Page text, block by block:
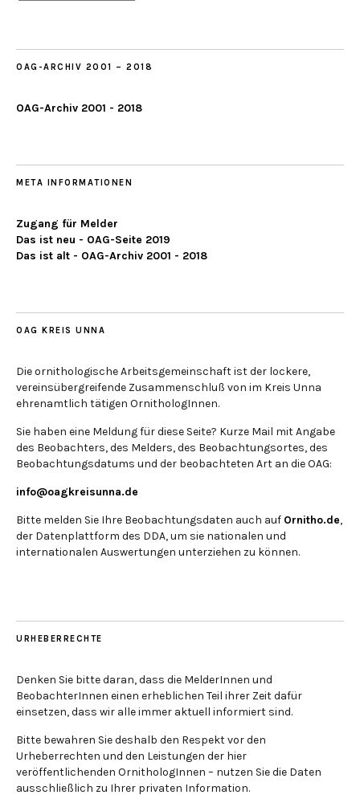
OAG-ARCHIV 2001 – 2018
OAG-Archiv 2001 - 2018
META INFORMATIONEN
Zugang für Melder
Das ist neu - OAG-Seite 2019
Das ist alt - OAG-Archiv 2001 - 2018
OAG KREIS UNNA
Die ornithologische Arbeitsgemeinschaft ist der lockere,
vereinsübergreifende Zusammenschluß von im Kreis Unna
ehrenamtlich tätigen OrnithologInnen.
Sie haben eine Meldung für diese Seite? Kurze Mail mit Angabe
des Beobachters, des Melders, des Beobachtungsortes, des
Beobachtungsdatums und der beobachteten Art an die OAG:
info@oagkreisunna.de
Bitte melden Sie Ihre Beobachtungsdaten auch auf Ornitho.de,
der Datenplattform des DDA, um sie nationalen und
internationalen Auswertungen unterziehen zu können.
URHEBERRECHTE
Denken Sie bitte daran, dass die MelderInnen und
BeobachterInnen einen erheblichen Teil ihrer Zeit dafür
einsetzen, dass wir alle immer aktuell informiert sind.
Bitte bewahren Sie deshalb den Respekt vor den
Urheberrechten und den Leistungen der hier
veröffentlichenden OrnithologInnen – nutzen Sie die Daten
ausschließlich zu Ihrer privaten Information.